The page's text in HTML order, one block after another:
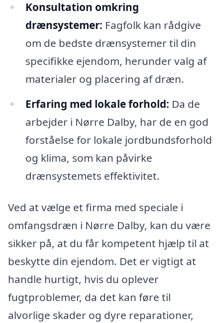
Konsultation omkring
drænsystemer: Fagfolk kan rådgive
om de bedste drænsystemer til din
specifikke ejendom, herunder valg af
materialer og placering af dræn.
Erfaring med lokale forhold: Da de
arbejder i Nørre Dalby, har de en god
forståelse for lokale jordbundsforhold
og klima, som kan påvirke
drænsystemets effektivitet.
Ved at vælge et firma med speciale i
omfangsdræn i Nørre Dalby, kan du være
sikker på, at du får kompetent hjælp til at
beskytte din ejendom. Det er vigtigt at
handle hurtigt, hvis du oplever
fugtproblemer, da det kan føre til
alvorlige skader og dyre reparationer,